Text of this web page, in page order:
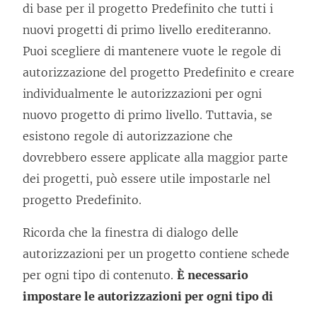
di base per il progetto Predefinito che tutti i
nuovi progetti di primo livello erediteranno.
Puoi scegliere di mantenere vuote le regole di
autorizzazione del progetto Predefinito e creare
individualmente le autorizzazioni per ogni
nuovo progetto di primo livello. Tuttavia, se
esistono regole di autorizzazione che
dovrebbero essere applicate alla maggior parte
dei progetti, può essere utile impostarle nel
progetto Predefinito.
Ricorda che la finestra di dialogo delle
autorizzazioni per un progetto contiene schede
per ogni tipo di contenuto. È necessario
impostare le autorizzazioni per ogni tipo di